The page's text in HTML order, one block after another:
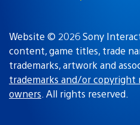
Website © 2026 Sony
content, game titles, trade
trademarks, artwork and
trademarks and/or
owners. All rights reserved.